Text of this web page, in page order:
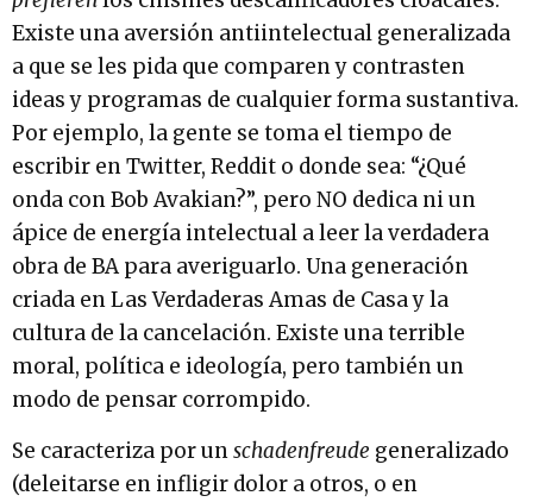
Existe una aversión antiintelectual generalizada
a que se les pida que comparen y contrasten
ideas y programas de cualquier forma sustantiva.
Por ejemplo, la gente se toma el tiempo de
escribir en Twitter, Reddit o donde sea: “¿Qué
onda con Bob Avakian?”, pero NO dedica ni un
ápice de energía intelectual a leer la verdadera
obra de BA para averiguarlo. Una generación
criada en Las Verdaderas Amas de Casa y la
cultura de la cancelación. Existe una terrible
moral, política e ideología, pero también un
modo de pensar corrompido.
Se caracteriza por unschadenfreude generalizado
(deleitarse en infligir dolor a otros, o en